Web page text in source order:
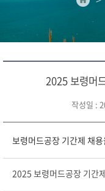
2025 보령머
작성일 :
보령머드공장 기간제 채
2025 보령머드공장 기간